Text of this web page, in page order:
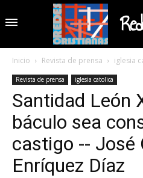
Inicio Revista de prensa iglesia
Revista de prensa iglesia catolica
Santidad León
báculo sea
castigo -- José
Enríquez Díaz